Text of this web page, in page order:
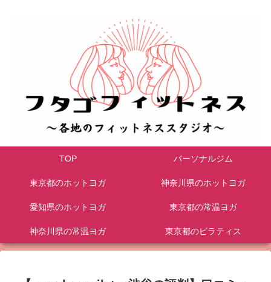
TOP パーソナルジム
東京都のホットヨガ 神奈川県のホットヨガ
愛知県のホットヨガ 東京都の常温ヨガ
神奈川県の常温ヨガ 東京都のピラティス